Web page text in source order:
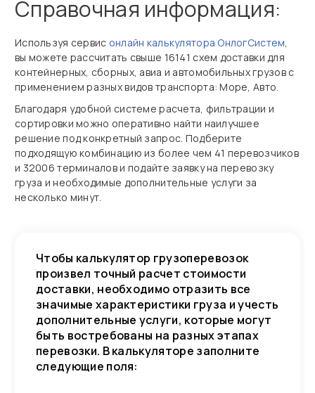
Справочная информация:
Используя сервис онлайн калькулятора ОнлогСистем,
вы можете рассчитать свыше 16141 схем доставки для
контейнерных, сборных, авиа и автомобильных грузов с
применением разных видов транспорта: Море, Авто.
Благодаря удобной системе расчета, фильтрации и
сортировки можно оперативно найти наилучшее
решение под конкретный запрос. Подберите
подходящую комбинацию из более чем 41 перевозчиков
и 32006 терминалов и подайте заявку на перевозку
груза и необходимые дополнительные услуги за
несколько минут.
Чтобы калькулятор грузоперевозок
произвел точный расчет стоимости
доставки, необходимо отразить все
значимые характеристики груза и учесть
дополнительные услуги, которые могут
быть востребованы на разных этапах
перевозки. В калькуляторе заполните
следующие поля: